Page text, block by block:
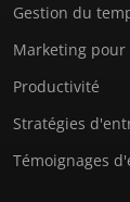
Gestion du
Marketing
Productivité
Stratégies
Témoignages